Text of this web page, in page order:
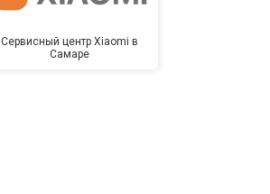
Сервисный центр Xiaomi в
Самаре